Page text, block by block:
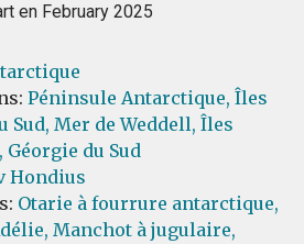
en February 2025
Péninsule Antarctique, Îles
Sud, Mer de Weddell, Îles
Géorgie du Sud
Hondius
Otarie à fourrure antarctique,
Manchot à jugulaire,